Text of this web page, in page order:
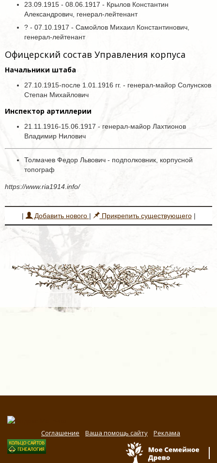
23.09.1915 - 08.06.1917 - Крылов Константин
Александрович, генерал-лейтенант
? - 07.10.1917 - Самойлов Михаил Константинович,
генерал-лейтенант
Офицерский состав Управления корпуса
Начальники штаба
27.10.1915-после 1.01.1916 гг. - генерал-майор Солунсков
Степан Михайлович
Инспектор артиллерии
21.11.1916-15.06.1917 - генерал-майор Лахтионов
Владимир Нилович
Толмачев Федор Львович - подполковник, корпусной
топограф
https://www.ria1914.info/
| Добавить нового | Прикрепить существующего|
Соглашение Ваша помощь сайту Реклама